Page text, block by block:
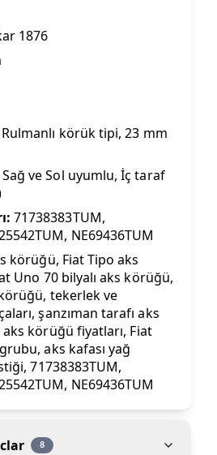
1876
Rulmanlı körük tipi, 23 mm
ve Sol uyumlu, İç taraf
71738383TUM,
NE69436TUM
körüğü, Fiat Tipo aks
Uno 70 bilyalı aks körüğü,
tekerlek ve
şanzıman tarafı aks
körüğü fiyatları, Fiat
aks kafası yağ
71738383TUM,
NE69436TUM
8